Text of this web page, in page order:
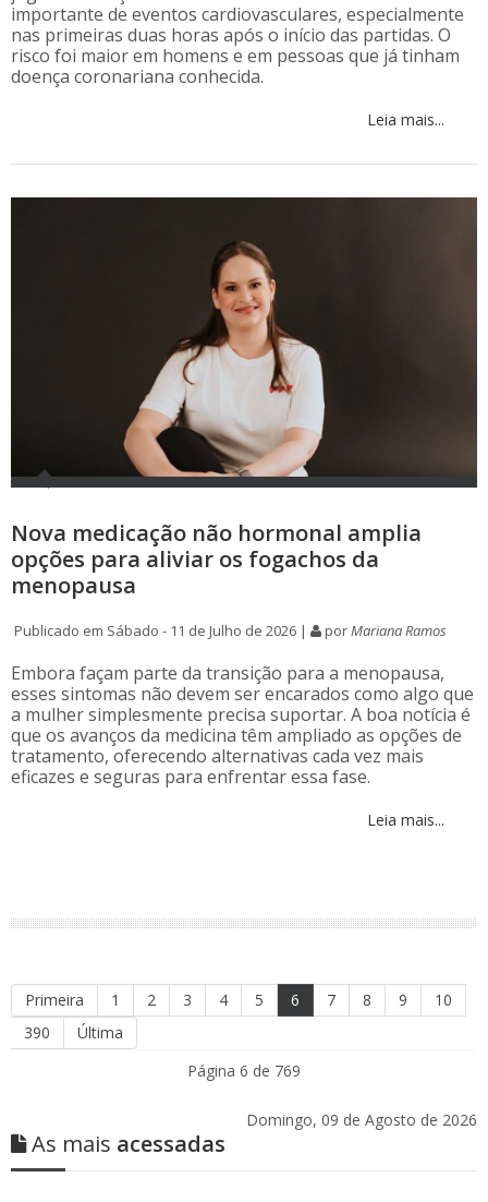
importante de eventos cardiovasculares, especialmente
nas primeiras duas horas após o início das partidas. O
risco foi maior em homens e em pessoas que já tinham
doença coronariana conhecida.
Leia mais...
Nova medicação não hormonal amplia
opções para aliviar os fogachos da
menopausa
Publicado em Sábado - 11 de Julho de 2026 | porMariana Ramos
Embora façam parte da transição para a menopausa,
esses sintomas não devem ser encarados como algo que
a mulher simplesmente precisa suportar. A boa notícia é
que os avanços da medicina têm ampliado as opções de
tratamento, oferecendo alternativas cada vez mais
eficazes e seguras para enfrentar essa fase.
Leia mais...
Primeira 1 2 3 4 5 6 7 8 9
10
390
Última
Página 6 de 769
Domingo, 09 de Agosto de 2026
As mais acessadas